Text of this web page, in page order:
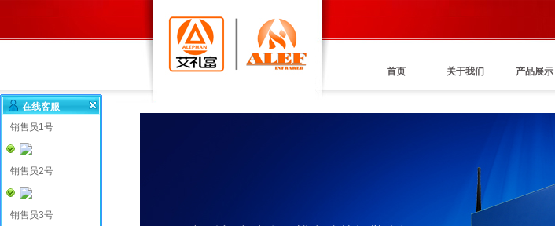
首页 关于我们 产品展示
在线客服
销售员1号
销售员2号
销售员3号